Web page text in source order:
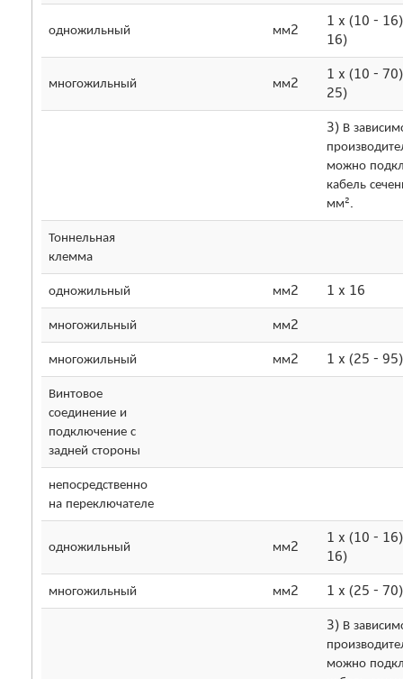
одножильный мм2
1 x (10 -
16)
многожильный мм2
1 x (10 -
25)
3) В
можно
кабель
мм².
Тоннельная
клемма
одножильный мм2 1 x 16
многожильный мм2
многожильный мм2 1 x (25 - 95)
Винтовое
соединение и
подключение с
задней стороны
непосредственно
на переключателе
одножильный мм2
1 x (10 -
16)
многожильный мм2 1 x (25 -
3) В
можно